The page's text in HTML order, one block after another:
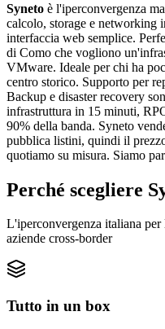
Syneto è l'iperconvergenza
calcolo, storage e networking
interfaccia web semplice.
di Como che vogliono
VMware. Ideale per chi ha
centro storico. Supporto per
Backup e disaster recovery
infrastruttura in 15 minuti,
90% della banda. Syneto
pubblica listini, quindi il
quotiamo su misura. Siamo
Perché scegliere
L'iperconvergenza italiana
aziende cross-border
Tutto in un box